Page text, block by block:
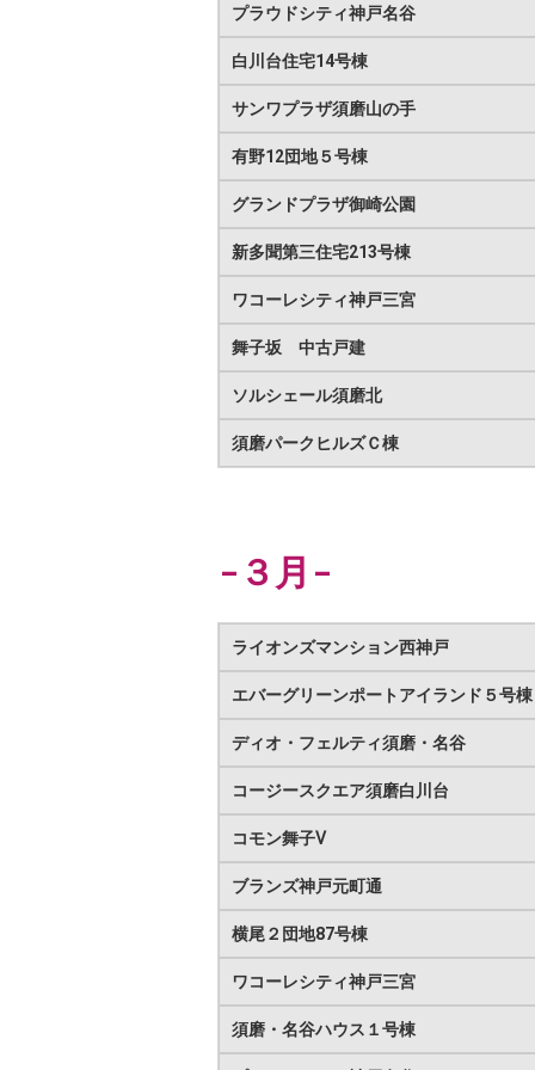
プラウドシティ神戸名谷
白川台住宅14号棟
サンワプラザ須磨山の手
有野12団地５号棟
グランドプラザ御崎公園
新多聞第三住宅213号棟
ワコーレシティ神戸三宮
舞子坂 中古戸建
ソルシェール須磨北
須磨パークヒルズＣ棟
-３月-
ライオンズマンション西神戸
エバーグリーンポートアイランド５号棟
ディオ・フェルティ須磨・名谷
コージースクエア須磨白川台
コモン舞子Ⅴ
ブランズ神戸元町通
横尾２団地87号棟
ワコーレシティ神戸三宮
須磨・名谷ハウス１号棟